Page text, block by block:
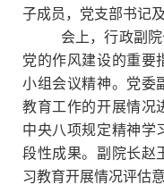
子成员，党支部书记
会上，行政副
党的作风建设的重要
小组会议精神。党委
教育工作的开展情况
中央八项规定精神学
段性成果。副院长赵
习教育开展情况评估意